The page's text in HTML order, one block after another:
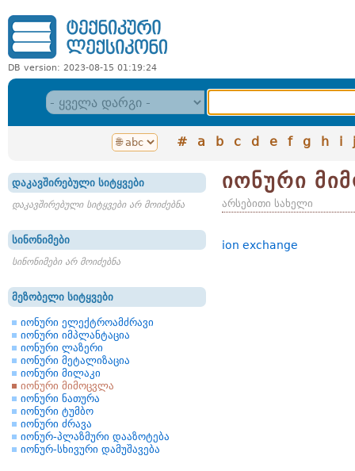
DB version: 2023-08-15 01:19:24
# a b c d e f g h i j
დაკავშირებული სიტყვები
დაკავშირებული სიტყვები არ მოიძებნა
სინონიმები
სინონიმები არ მოიძებნა
მეზობელი სიტყვები
იონური ელექტროამძრავი
იონური იმპლანტაცია
იონური ლაზერი
იონური მეტალიზაცია
იონური მილაკი
იონური მიმოცვლა
იონური ნათურა
იონური ტუმბო
იონური ძრავა
იონურ-პლაზმური დააზოტება
იონურ-სხივური დამუშავება
იონური
არსებითი სახელი
ion exchange